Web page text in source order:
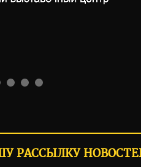
РАССЫЛКУ